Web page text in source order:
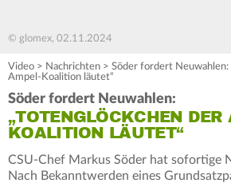
© glomex, 02.11.2024
Video > Nachrichten > Söder fordert Neuwahlen:
Ampel-Koalition läutet“
Söder fordert Neuwahlen:
„TOTENGLÖCKCHEN DER
KOALITION LÄUTET“
CSU-Chef Markus Söder hat sofortige
Nach Bekanntwerden eines